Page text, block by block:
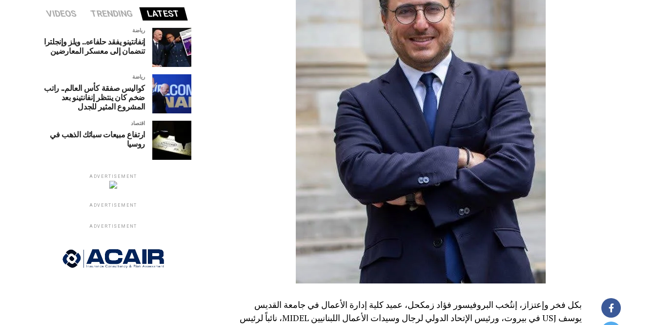
بكل فخر وإعتزاز، إنتُخب البروفيسور فؤاد زمكحل، عميد كلية إدارة الأعمال في جامعة القديس
يوسف USJ في بيروت، ورئيس الإتحاد الدولي لرجال وسيدات الأعمال اللبنانيين MIDEL، نائباً لرئيس
LATEST
TRENDING
VIDEOS
رياضة
إنفانتينو يفقد حلفاءه.. ويلز وإنجلترا
تنضمان إلى معسكر المعارضين
رياضة
كواليس صفقة كأس العالم.. راتب
ضخم كان ينتظر إنفانتينو بعد
المشروع المثير للجدل
اقتصاد
ارتفاع مبيعات سبائك الذهب في
روسيا
ADVERTISEMENT
ADVERTISEMENT
ADVERTISEMENT